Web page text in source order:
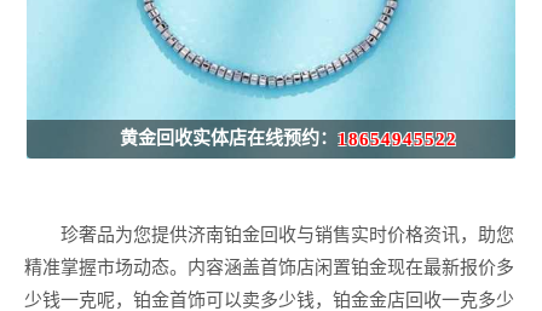
黄金回收实体店在线预约：18654945522
珍奢品为您提供济南铂金回收与销售实时价格资讯，助您
精准掌握市场动态。内容涵盖首饰店闲置铂金现在最新报价多
少钱一克呢，铂金首饰可以卖多少钱，铂金金店回收一克多少